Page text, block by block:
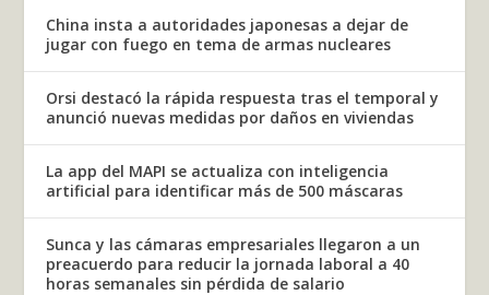
China insta a autoridades japonesas a dejar de
jugar con fuego en tema de armas nucleares
Orsi destacó la rápida respuesta tras el temporal y
anunció nuevas medidas por daños en viviendas
La app del MAPI se actualiza con inteligencia
artificial para identificar más de 500 máscaras
Sunca y las cámaras empresariales llegaron a un
preacuerdo para reducir la jornada laboral a 40
horas semanales sin pérdida de salario